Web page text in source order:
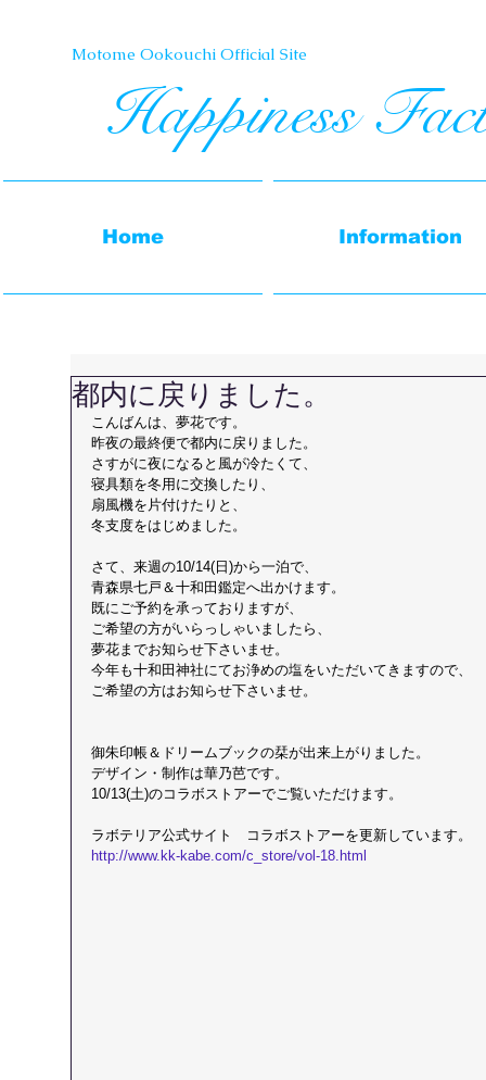
都内に戻りました。
こんばんは、夢花です。
昨夜の最終便で都内に戻りました。
さすがに夜になると風が冷たくて、
寝具類を冬用に交換したり、
扇風機を片付けたりと、
冬支度をはじめました。
さて、来週の10/14(日)から一泊で、
青森県七戸＆十和田鑑定へ出かけます。
既にご予約を承っておりますが、
ご希望の方がいらっしゃいましたら、
夢花までお知らせ下さいませ。
今年も十和田神社にてお浄めの塩をいただいてきますので、
ご希望の方はお知らせ下さいませ。
御朱印帳＆ドリームブックの栞が出来上がりました。
デザイン・制作は華乃芭です。
10/13(土)のコラボストアーでご覧いただけます。
ラボテリア公式サイト　コラボストアーを更新しています。
http://www.kk-kabe.com/c_store/vol-18.html
Home Information
Motome Ookouchi Official Site​
Happiness